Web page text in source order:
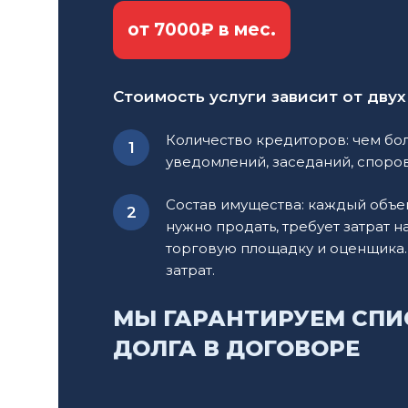
Одним из ключевых этапов является
необходимые документы дела, корректно
представляет интересы клиента в суде,
Если реструктуризация долгов является
который удовлетворит как должника, так и
компромиссного решения.
После завершения процедуры юрист
чтобы избежать повторного банкротства. Он
от 7000₽ в мес.
Стоимость услуги зависит от
Количество кредиторов: чем
уведомлений, заседаний,
Состав имущества: каждый
нужно продать, требует затрат
торговую площадку и
затрат.
МЫ ГАРАНТИРУЕМ
ДОЛГА В ДОГОВОРЕ